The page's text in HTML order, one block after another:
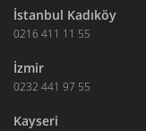
İstanbul Kadıköy
0216 411 11 55
İzmir
0232 441 97 55
Kayseri